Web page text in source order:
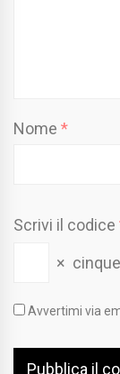
Nome *
Scrivi il codice
× cinque
Avvertimi via